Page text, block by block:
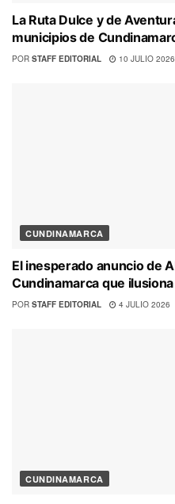
La Ruta Dulce y de
municipios de
POR STAFF EDITORIAL 10 JULIO 2026
CUNDINAMARCA
El inesperado anuncio de
Cundinamarca que
POR STAFF EDITORIAL 4 JULIO 2026
CUNDINAMARCA